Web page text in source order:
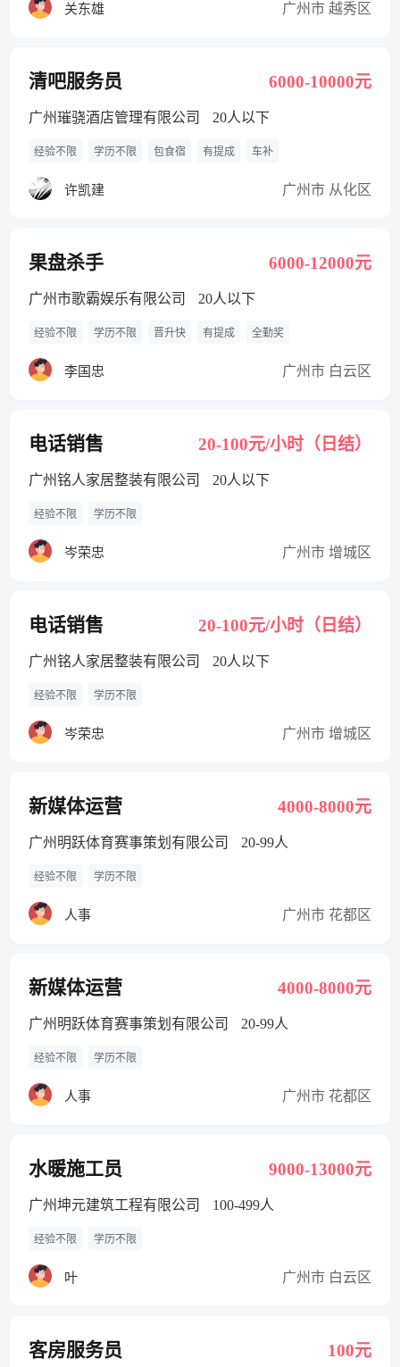
关东雄 广州市 越秀区
清吧服务员 6000-10000元
广州璀骁酒店管理有限公司 20人以下
经验不限 学历不限 包食宿 有提成 车补
许凯建 广州市 从化区
果盘杀手 6000-12000元
广州市歌霸娱乐有限公司 20人以下
经验不限 学历不限 晋升快 有提成 全勤奖
李国忠 广州市 白云区
电话销售 20-100元/小时（日结）
广州铭人家居整装有限公司 20人以下
经验不限 学历不限
岑荣忠 广州市 增城区
电话销售 20-100元/小时（日结）
广州铭人家居整装有限公司 20人以下
经验不限 学历不限
岑荣忠 广州市 增城区
新媒体运营 4000-8000元
广州明跃体育赛事策划有限公司 20-99人
经验不限 学历不限
人事 广州市 花都区
新媒体运营 4000-8000元
广州明跃体育赛事策划有限公司 20-99人
经验不限 学历不限
人事 广州市 花都区
水暖施工员 9000-13000元
广州坤元建筑工程有限公司 100-499人
经验不限 学历不限
叶 广州市 白云区
客房服务员 100元